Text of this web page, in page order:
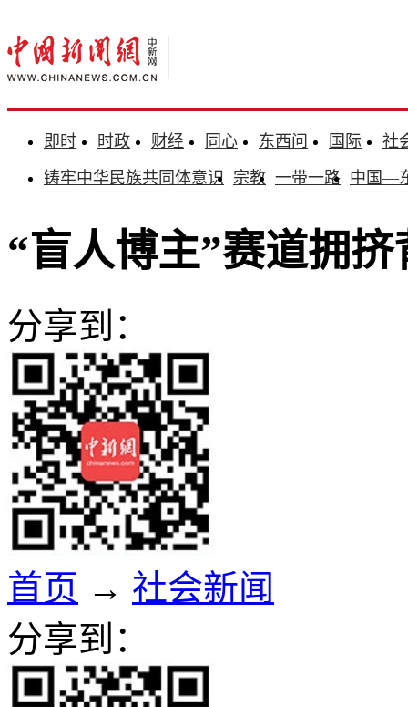
即时 时政 财经 同心 东西问 国际
社
铸牢中华民族共同体意识 宗教 一带一路 中国—
“盲人博主”赛道拥挤
分享到：
首页 → 社会新闻
分享到：